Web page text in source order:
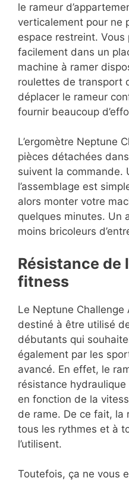
le rameur
verticalement pour ne
espace restreint.
facilement dans un
machine à ramer
roulettes de transport
déplacer le rameur
fournir beaucoup
L’ergomètre Neptune
pièces détachées
suivent la commande.
l’assemblage est
alors monter votre
quelques minutes. Un
moins bricoleurs
Résistance de
fitness
Le Neptune Challenge
destiné à être utilisé
débutants qui
également par les
avancé. En effet, le
résistance
en fonction de la
de rame. De ce fait, la
tous les rythmes et à
l’utilisent.
Toutefois, ça ne vous